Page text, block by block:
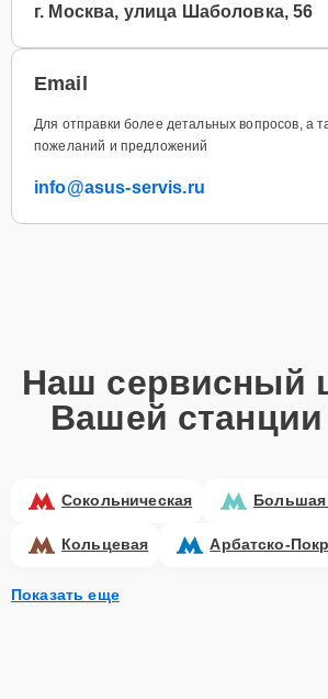
г. Москва, улица Шаболовка, 56
Email
Для отправки более детальных вопросов, а
пожеланий и предложений
info@asus-servis.ru
Наш сервисный
Вашей
Сокольническая Большая
Кольцевая Арбатско-
Показать еще